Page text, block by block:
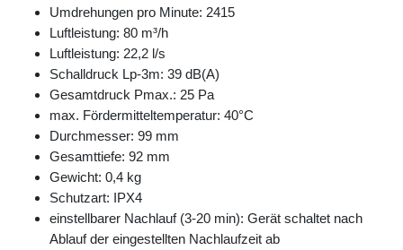
Umdrehungen pro Minute: 2415
Luftleistung: 80 m³/h
Luftleistung: 22,2 l/s
Schalldruck Lp-3m: 39 dB(A)
Gesamtdruck Pmax.: 25 Pa
max. Fördermitteltemperatur: 40°C
Durchmesser: 99 mm
Gesamttiefe: 92 mm
Gewicht: 0,4 kg
Schutzart: IPX4
einstellbarer Nachlauf (3-20 min): Gerät schaltet nach
Ablauf der eingestellten Nachlaufzeit ab